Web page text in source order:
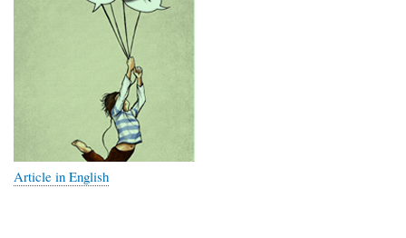
Article in English